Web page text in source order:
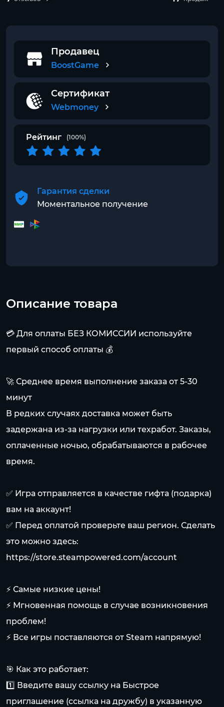
Продавец
BoostGame
Сертификат
Webmoney
Рейтинг (100%)
Гарантия сделки
Моментальное получение
Описание товара
💳 Для оплаты БЕЗ КОМИССИИ используйте
первый способ оплаты 💰
🚀 Среднее время выполнение заказа от 5-30
минут
В редких случаях доставка может быть
задержана из-за нагрузки или техработ. Заказы,
оплаченные ночью, обрабатываются в рабочее
время.
✅ Игра отправляется в качестве гифта (подарка)
вам на аккаунт!
✅ Перед оплатой проверьте ваш регион. Сделать
это можно здесь:
https://store.steampowered.com/account
⚡ Самые низкие цены!
⚡ Мгновенная помощь в случае возникновения
проблем!
⚡ Все игры поставляются от Steam напрямую!
🎯 Как это работает:
1️⃣ Введите вашу ссылку на Быстрое
приглашение (ссылка на дружбу) в указанную